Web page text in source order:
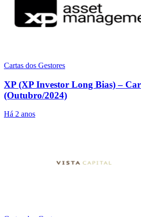
Cartas dos Gestores
XP (XP Investor Long Bias) –
(Outubro/2024)
Há 2 anos